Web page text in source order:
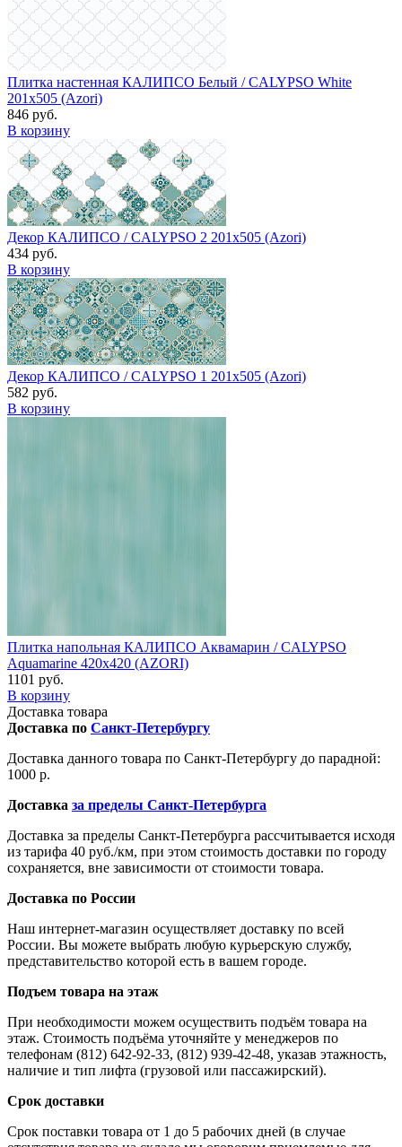
Плитка настенная КАЛИПСО Белый / CALYPSO White
201x505 (Azori)
846 руб.
В корзину
Декор КАЛИПСО / CALYPSO 2 201x505 (Azori)
434 руб.
В корзину
Декор КАЛИПСО / CALYPSO 1 201x505 (Azori)
582 руб.
В корзину
Плитка напольная КАЛИПСО Аквамарин / CALYPSO
Aquamarine 420x420 (AZORI)
1101 руб.
В корзину
Доставка товара
Доставка по Санкт-Петербургу
Доставка данного товара по Санкт-Петербургу до парадной:
1000 р.
Доставка за пределы Санкт-Петербурга
Доставка за пределы Санкт-Петербурга рассчитывается исходя
из тарифа 40 руб./км, при этом стоимость доставки по городу
сохраняется, вне зависимости от стоимости товара.
Доставка по России
Наш интернет-магазин осуществляет доставку по всей
России. Вы можете выбрать любую курьерскую службу,
представительство которой есть в вашем городе.
Подъем товара на этаж
При необходимости можем осуществить подъём товара на
этаж. Стоимость подъёма уточняйте у менеджеров по
телефонам (812) 642-92-33, (812) 939-42-48, указав этажность,
наличие и тип лифта (грузовой или пассажирский).
Срок доставки
Срок поставки товара от 1 до 5 рабочих дней (в случае